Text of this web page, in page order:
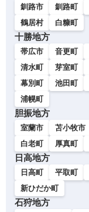
釧路市 釧路町
鶴居村
白糠町
十勝地方
帯広市 音更町
清水町
芽室町
幕別町
池田町
浦幌町
胆振地方
室蘭市 苫小牧市
白老町
厚真町
日高地方
日高町 平取町
新ひだか町
石狩地方